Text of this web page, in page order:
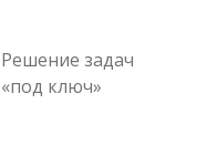
Решение задач
«под ключ»